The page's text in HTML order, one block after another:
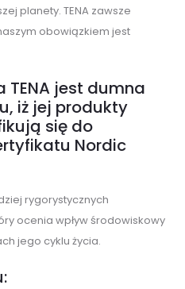
planety. TENA zawsze
obowiązkiem jest
TENA jest dumna
iż jej produkty
się do
Nordic
rygorystycznych
ocenia wpływ środowiskowy
jego cyklu życia.